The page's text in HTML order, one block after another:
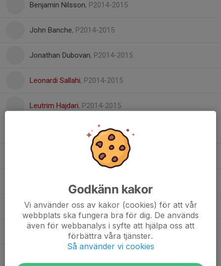
Benjamin Nilsson, P2014-2015
John Banche, P2014-2015
Jonathan Dubovan, P2014-2015
Leonardi Sallahi, P2014-2015
Leutrim Hajdari, P2014-2015
, P2014-2015
, P2014-2015
Nouh Barhawi, P2014-2015
Rafael Tilpsson, P2014-2015
Godkänn kakor
Vi använder oss av kakor (cookies) för att vår
webbplats ska fungera bra för dig. De används
även för webbanalys i syfte att hjälpa oss att
förbättra våra tjänster.
Så använder vi cookies